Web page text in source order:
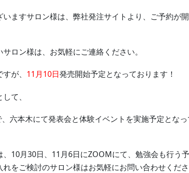
ますサロン様は、弊社発注サイトより、ご予約が
ロン様は、お気軽にご連絡ください。
が、 11月10日発売開始予定となっております！
て、
六本木にて発表会と体験イベントを実施予定とな
、10月30日、11月6日にZOOMにて、勉強会も行う
をご検討のサロン様はお気軽にお問い合わせくださ